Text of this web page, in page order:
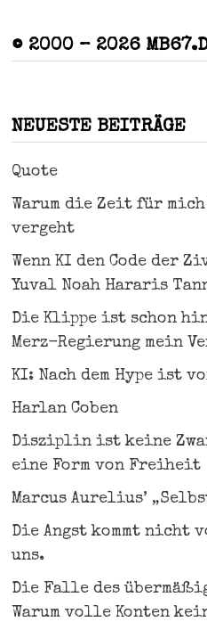
© 2000 – 2026
NEUESTE BEITRÄGE
Quote
Warum die Zeit für
vergeht
Wenn KI den Code der
Yuval Noah Hararis
Die Klippe ist schon
Merz-Regierung mein
KI: Nach dem Hype ist
Harlan Coben
Disziplin ist keine
eine Form von Freiheit
Marcus Aurelius’
Die Angst kommt nicht
uns.
Die Falle des
Warum volle Konten